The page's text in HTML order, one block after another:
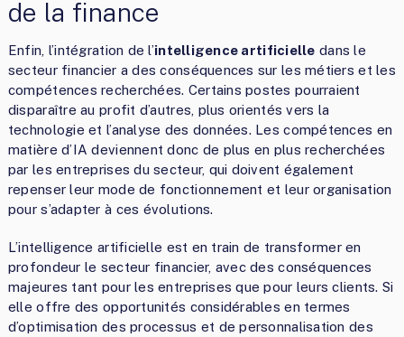
de la finance
Enfin, l’intégration de l’intelligence artificielle dans le
secteur financier a des conséquences sur les métiers et les
compétences recherchées. Certains postes pourraient
disparaître au profit d’autres, plus orientés vers la
technologie et l’analyse des données. Les compétences en
matière d’IA deviennent donc de plus en plus recherchées
par les entreprises du secteur, qui doivent également
repenser leur mode de fonctionnement et leur organisation
pour s’adapter à ces évolutions.
L’intelligence artificielle est en train de transformer en
profondeur le secteur financier, avec des conséquences
majeures tant pour les entreprises que pour leurs clients. Si
elle offre des opportunités considérables en termes
d’optimisation des processus et de personnalisation des